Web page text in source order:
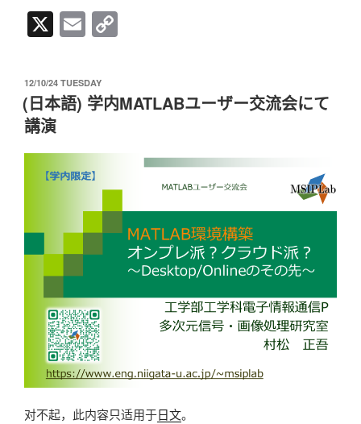
X E
m
ail
y
发
布
于
12/10/24 TUESDAY
(日本語) 学内MATLABユーザー交流会にて
講演
对不起，此内容只适用于日文。